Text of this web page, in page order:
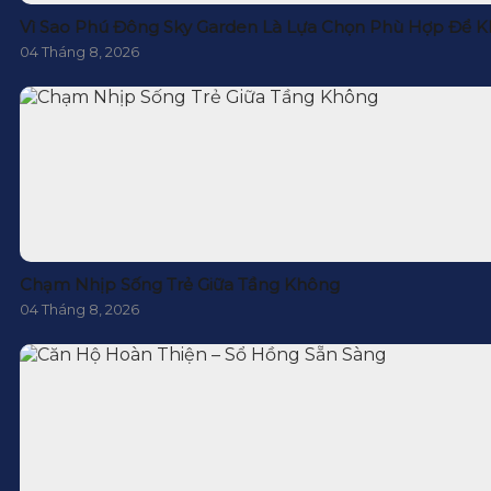
Vì Sao Phú Đông Sky Garden Là Lựa Chọn Phù Hợp Để
04 Tháng 8, 2026
Chạm Nhịp Sống Trẻ Giữa Tầng Không
04 Tháng 8, 2026